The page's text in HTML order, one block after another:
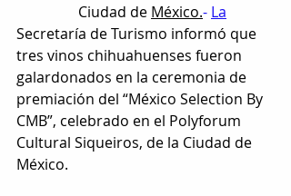
                 Ciudad de
México.- La
Secretaría de Turismo informó que
tres vinos chihuahuenses fueron
galardonados en la ceremonia de
premiación del “México Selection By
CMB”, celebrado en el Polyforum
Cultural Siqueiros, de la Ciudad de
México.